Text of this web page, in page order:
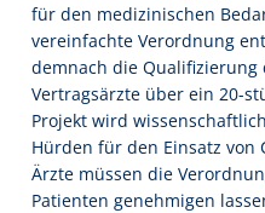
für den medizinischen
vereinfachte Verordnung
demnach die
Vertragsärzte über ein 20-
Projekt wird
Hürden für den Einsatz von
Ärzte müssen die
Patienten genehmigen